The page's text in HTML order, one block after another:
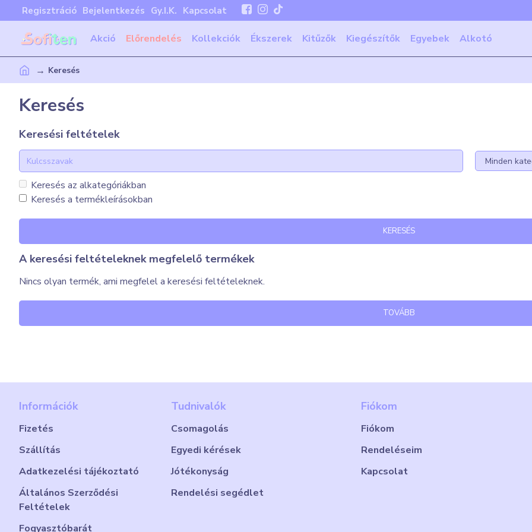
Regisztráció Bejelentkezés Gy.I.K. Kapcsolat
Akció Előrendelés Kollekciók Ékszerek Kitűzők Kiegészítők Egyebek Alkotó
Keresés
Keresés
Keresési feltételek
Keresés az alkategóriákban
Keresés a termékleírásokban
KERESÉS
A keresési feltételeknek megfelelő termékek
Nincs olyan termék, ami megfelel a keresési feltételeknek.
TOVÁBB
Információk
Fizetés
Szállítás
Adatkezelési tájékoztató
Általános Szerződési
Feltételek
Fogyasztóbarát
Tudnivalók
Csomagolás
Egyedi kérések
Jótékonyság
Rendelési segédlet
Fiókom
Fiókom
Rendeléseim
Kapcsolat